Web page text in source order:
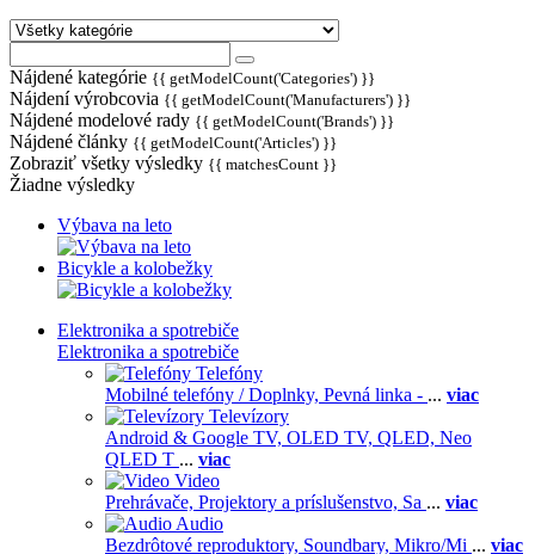
Nájdené kategórie {{ getModelCount('Categories') }}
Nájdení výrobcovia {{ getModelCount('Manufacturers') }}
Nájdené modelové rady {{ getModelCount('Brands') }}
Nájdené články {{ getModelCount('Articles') }}
Zobraziť všetky výsledky {{ matchesCount }}
Žiadne výsledky
Výbava na leto
Bicykle a kolobežky
Elektronika a spotrebiče
Elektronika a spotrebiče
Telefóny
Mobilné telefóny / Doplnky, Pevná linka - ... viac
Televízory
Android & Google TV, OLED TV, QLED, Neo
QLED T ... viac
Video
Prehrávače, Projektory a príslušenstvo, Sa ... viac
Audio
Bezdrôtové reproduktory, Soundbary, Mikro/Mi ... viac